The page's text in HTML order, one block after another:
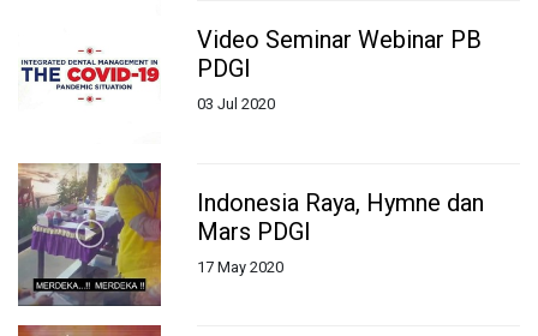
Video Seminar Webinar PB
PDGI
Indonesia Raya, Hymne dan
Mars PDGI